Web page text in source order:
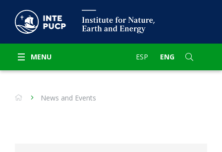
MENU ESP ENG
News and Events